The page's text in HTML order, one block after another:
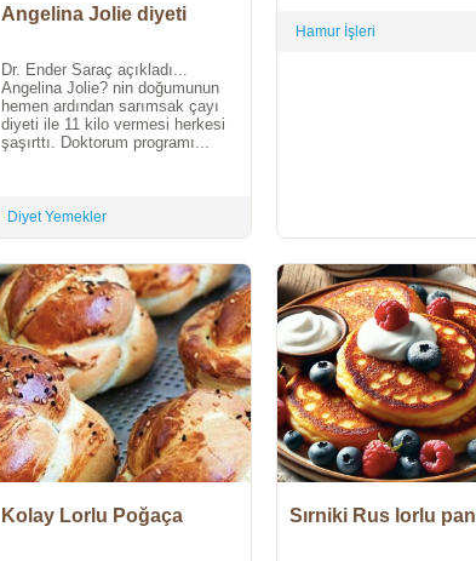
Angelina Jolie diyeti
Dr. Ender Saraç açıkladı...
Angelina Jolie? nin doğumunun
hemen ardından sarımsak çayı
diyeti ile 11 kilo vermesi herkesi
şaşırttı. Doktorum programı...
Diyet Yemekler
Hamur İşleri
Kolay Lorlu Poğaça Sırniki Rus lorlu